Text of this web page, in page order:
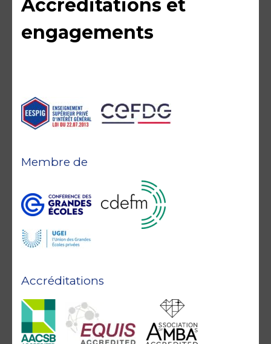
Accréditations et
engagements
Accréditations
Membre de